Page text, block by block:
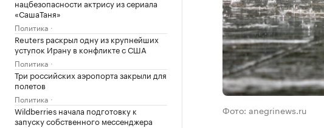
нацбезопасности актрису из сериала
«СашаТаня»
Политика
Reuters раскрыл одну из крупнейших
уступок Ирану в конфликте с США
Политика
Три российских аэропорта закрыли для
полетов
Политика
Wildberries начала подготовку к
запуску собственного мессенджера
Фото: anegrinews.ru